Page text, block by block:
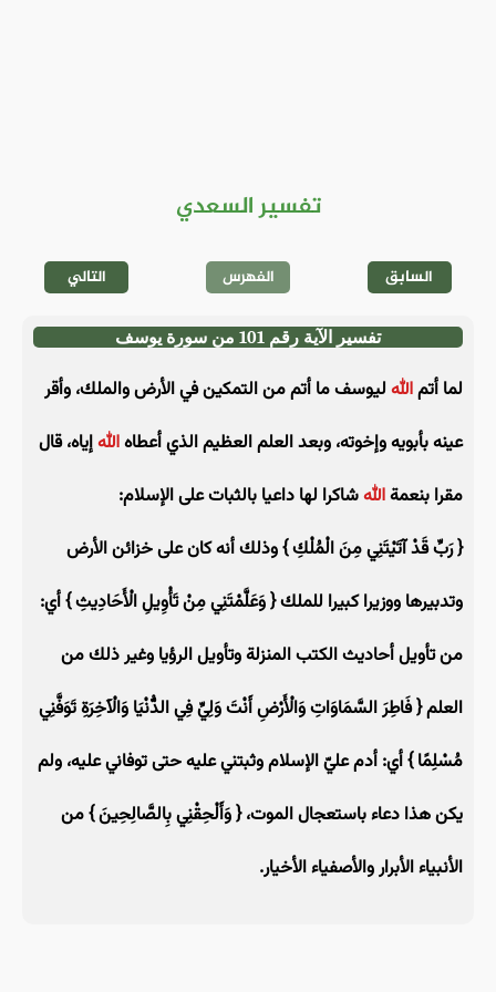
تفسير السعدي
السابق الفهرس التالي
تفسير الآية رقم 101 من سورة يوسف
لما أتمالله ليوسف ما أتم من التمكين في الأرض والملك، وأقر
عينه بأبويه وإخوته، وبعد العلم العظيم الذي أعطاهاللهإياه، قال
مقرا بنعمةاللهشاكرا لها داعيا بالثبات على الإسلام:
{ رَبِّ قَدْ آتَيْتَنِي مِنَ الْمُلْكِ } وذلك أنه كان على خزائن الأرض
وتدبيرها ووزيرا كبيرا للملك { وَعَلَّمْتَنِي مِنْ تَأْوِيلِ الْأَحَادِيثِ } أي:
من تأويل أحاديث الكتب المنزلة وتأويل الرؤيا وغير ذلك من
العلم { فَاطِرَ السَّمَاوَاتِ وَالْأَرْضِ أَنْتَ وَلِيِّ فِي الدُّنْيَا وَالْآخِرَةِ تَوَفَّنِي
مُسْلِمًا } أي: أدم عليّ الإسلام وثبتني عليه حتى توفاني عليه، ولم
يكن هذا دعاء باستعجال الموت، { وَأَلْحِقْنِي بِالصَّالِحِينَ } من
الأنبياء الأبرار والأصفياء الأخيار.